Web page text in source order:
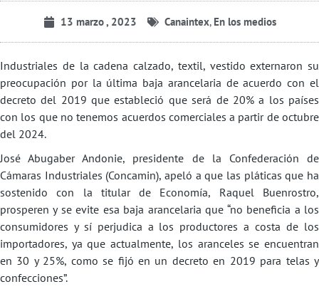
13 marzo , 2023 Canaintex, En los medios
Industriales de la cadena calzado, textil, vestido externaron su
preocupación por la última baja arancelaria de acuerdo con el
decreto del 2019 que estableció que será de 20% a los países
con los que no tenemos acuerdos comerciales a partir de octubre
del 2024.
José Abugaber Andonie, presidente de la Confederación de
Cámaras Industriales (Concamin), apeló a que las pláticas que ha
sostenido con la titular de Economía, Raquel Buenrostro,
prosperen y se evite esa baja arancelaria que “no beneficia a los
consumidores y sí perjudica a los productores a costa de los
importadores, ya que actualmente, los aranceles se encuentran
en 30 y 25%, como se fijó en un decreto en 2019 para telas y
confecciones”.